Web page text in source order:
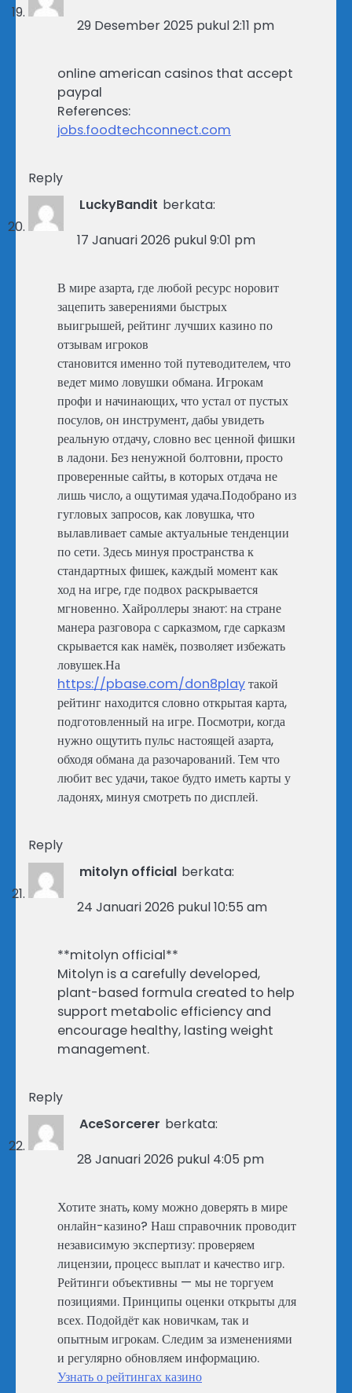
29 Desember 2025 pukul 2:11 pm
online american casinos that accept
paypal
References:
jobs.foodtechconnect.com
Reply
LuckyBandit berkata:
17 Januari 2026 pukul 9:01 pm
В мире азарта, где любой ресурс норовит
зацепить заверениями быстрых
выигрышей, рейтинг лучших казино по
отзывам игроков
становится именно той путеводителем, что
ведет мимо ловушки обмана. Игрокам
профи и начинающих, что устал от пустых
посулов, он инструмент, дабы увидеть
реальную отдачу, словно вес ценной фишки
в ладони. Без ненужной болтовни, просто
проверенные сайты, в которых отдача не
лишь число, а ощутимая удача.Подобрано из
гугловых запросов, как ловушка, что
вылавливает самые актуальные тенденции
по сети. Здесь минуя пространства к
стандартных фишек, каждый момент как
ход на игре, где подвох раскрывается
мгновенно. Хайроллеры знают: на стране
манера разговора с сарказмом, где сарказм
скрывается как намёк, позволяет избежать
ловушек.На
https://pbase.com/don8playтакой
рейтинг находится словно открытая карта,
подготовленный на игре. Посмотри, когда
нужно ощутить пульс настоящей азарта,
обходя обмана да разочарований. Тем что
любит вес удачи, такое будто иметь карты у
ладонях, минуя смотреть по дисплей.
Reply
mitolyn official berkata:
24 Januari 2026 pukul 10:55 am
**mitolyn official**
Mitolyn is a carefully developed,
plant-based formula created to help
support metabolic efficiency and
encourage healthy, lasting weight
management.
Reply
AceSorcerer berkata:
28 Januari 2026 pukul 4:05 pm
Хотите знать, кому можно доверять в мире
онлайн-казино? Наш справочник проводит
независимую экспертизу: проверяем
лицензии, процесс выплат и качество игр.
Рейтинги объективны — мы не торгуем
позициями. Принципы оценки открыты для
всех. Подойдёт как новичкам, так и
опытным игрокам. Следим за изменениями
и регулярно обновляем информацию.
Узнать о рейтингах казино